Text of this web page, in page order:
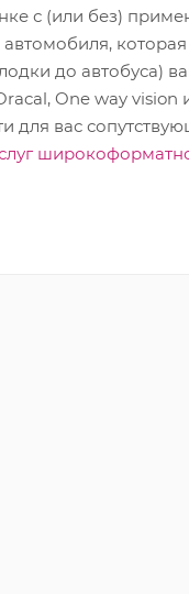
с (или без)
автомобиля,
до автобуса)
One way
для вас